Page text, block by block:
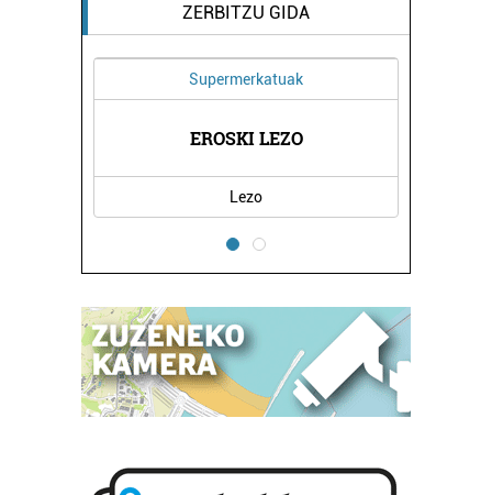
ZERBITZU GIDA
Supermerkatuak
EROSKI LEZO
Lezo